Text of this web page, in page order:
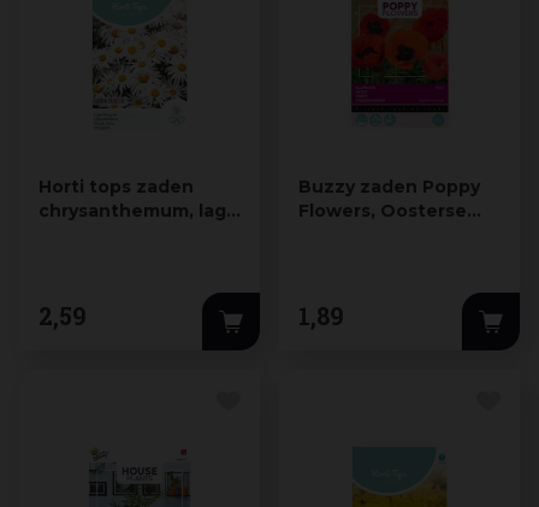
Horti tops zaden
chrysanthemum, lage
2,59
Buzzy zaden Poppy
Flowers, Oosterse
1,89